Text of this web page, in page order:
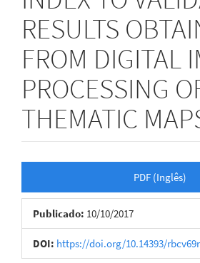
RESULTS
FROM DIGITAL
PROCESSING
THEMATIC
lateral
de
artigos
PDF (Inglês)
Publicado: 10/10/2017
DOI: https://doi.org/10.14393/